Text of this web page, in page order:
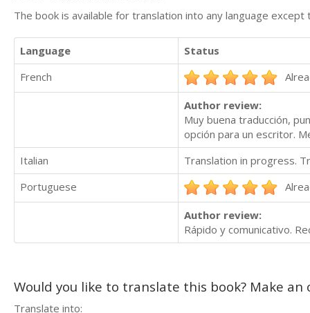
The book is available for translation into any language
Language
Status
French
Author review:
Muy buena traducción,
opción para un escritor.
Italian
Translation in progress.
Portuguese
Author review:
Rápido y comunicativo.
Would you like to translate this book? Make
Translate into: